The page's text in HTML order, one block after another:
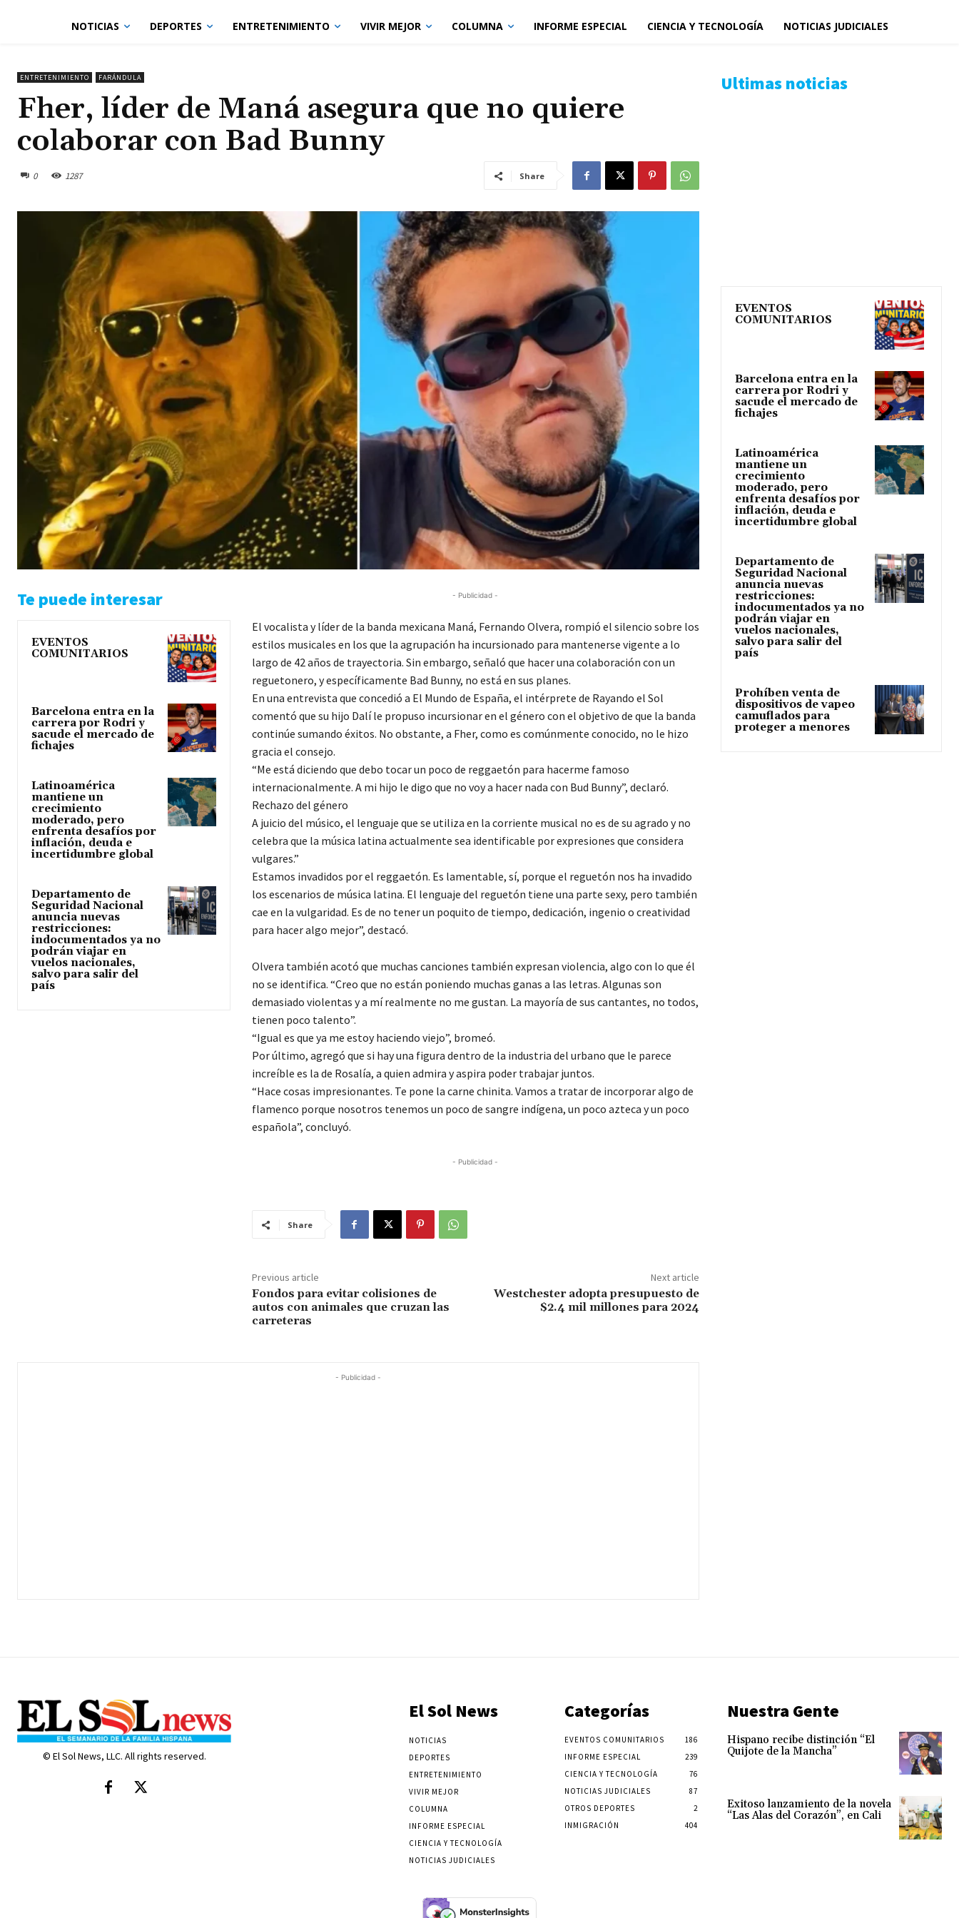
NOTICIAS DEPORTES ENTRETENIMIENTO VIVIR MEJOR COLUMNA INFORME ESPECIAL CIENCIA Y TECNOLOGÍA NOTICIAS JUDICIALES
ENTRETENIMIENTO FARÁNDULA
Fher, líder de Maná asegura que no quiere
colaborar con Bad Bunny
0 1287 Share
Te puede interesar
EVENTOS
COMUNITARIOS
Barcelona entra en la
carrera por Rodri y
sacude el mercado de
fichajes
Latinoamérica
mantiene un
crecimiento
moderado, pero
enfrenta desafíos por
inflación, deuda e
incertidumbre global
Departamento de
Seguridad Nacional
anuncia nuevas
restricciones:
indocumentados ya no
podrán viajar en
vuelos nacionales,
salvo para salir del
país
- Publicidad -
El vocalista y líder de la banda mexicana Maná, Fernando Olvera, rompió el silencio sobre los
estilos musicales en los que la agrupación ha incursionado para mantenerse vigente a lo
largo de 42 años de trayectoria. Sin embargo, señaló que hacer una colaboración con un
reguetonero, y específicamente Bad Bunny, no está en sus planes.
En una entrevista que concedió a El Mundo de España, el intérprete de Rayando el Sol
comentó que su hijo Dalí le propuso incursionar en el género con el objetivo de que la banda
continúe sumando éxitos. No obstante, a Fher, como es comúnmente conocido, no le hizo
gracia el consejo.
“Me está diciendo que debo tocar un poco de reggaetón para hacerme famoso
internacionalmente. A mi hijo le digo que no voy a hacer nada con Bud Bunny”, declaró.
Rechazo del género
A juicio del músico, el lenguaje que se utiliza en la corriente musical no es de su agrado y no
celebra que la música latina actualmente sea identificable por expresiones que considera
vulgares.”
Estamos invadidos por el reggaetón. Es lamentable, sí, porque el reguetón nos ha invadido
los escenarios de música latina. El lenguaje del reguetón tiene una parte sexy, pero también
cae en la vulgaridad. Es de no tener un poquito de tiempo, dedicación, ingenio o creatividad
para hacer algo mejor”, destacó.
Olvera también acotó que muchas canciones también expresan violencia, algo con lo que él
no se identifica. “Creo que no están poniendo muchas ganas a las letras. Algunas son
demasiado violentas y a mí realmente no me gustan. La mayoría de sus cantantes, no todos,
tienen poco talento”.
“Igual es que ya me estoy haciendo viejo”, bromeó.
Por último, agregó que si hay una figura dentro de la industria del urbano que le parece
increíble es la de Rosalía, a quien admira y aspira poder trabajar juntos.
“Hace cosas impresionantes. Te pone la carne chinita. Vamos a tratar de incorporar algo de
flamenco porque nosotros tenemos un poco de sangre indígena, un poco azteca y un poco
española”, concluyó.
- Publicidad -
Share
Previous article
Fondos para evitar colisiones de
autos con animales que cruzan las
carreteras
Next article
Westchester adopta presupuesto de
$2.4 mil millones para 2024
- Publicidad -
Ultimas noticias
EVENTOS
COMUNITARIOS
Barcelona entra en la
carrera por Rodri y
sacude el mercado de
fichajes
Latinoamérica
mantiene un
crecimiento
moderado, pero
enfrenta desafíos por
inflación, deuda e
incertidumbre global
Departamento de
Seguridad Nacional
anuncia nuevas
restricciones:
indocumentados ya no
podrán viajar en
vuelos nacionales,
salvo para salir del
país
Prohíben venta de
dispositivos de vapeo
camuflados para
proteger a menores
© El Sol News, LLC. All rights reserved.
El Sol News
NOTICIAS
DEPORTES
ENTRETENIMIENTO
VIVIR MEJOR
COLUMNA
INFORME ESPECIAL
CIENCIA Y TECNOLOGÍA
NOTICIAS JUDICIALES
Categorías
EVENTOS COMUNITARIOS
186
INFORME ESPECIAL
239
CIENCIA Y TECNOLOGÍA
76
NOTICIAS JUDICIALES
87
OTROS DEPORTES
2
INMIGRACIÓN
404
Nuestra Gente
Hispano recibe distinción “El
Quijote de la Mancha”
Exitoso lanzamiento de la novela
“Las Alas del Corazón”, en Cali